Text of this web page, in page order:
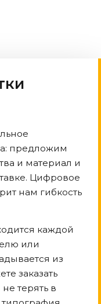
предложим
и материал и
Цифровое
нам гибкость
каждой
или
из
заказать
терять в